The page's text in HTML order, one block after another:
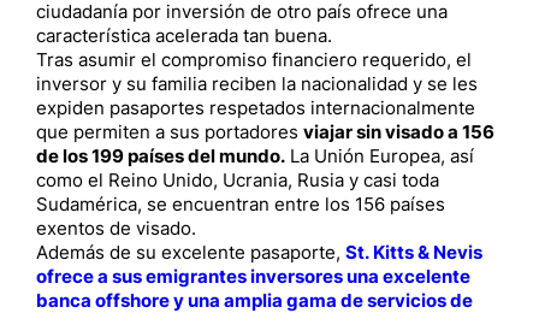
ciudadanía por inversión de otro país ofrece una
característica acelerada tan buena.
Tras asumir el compromiso financiero requerido, el
inversor y su familia reciben la nacionalidad y se les
expiden pasaportes respetados internacionalmente
que permiten a sus portadores viajar sin visado a 156
de los 199 países del mundo. La Unión Europea, así
como el Reino Unido, Ucrania, Rusia y casi toda
Sudamérica, se encuentran entre los 156 países
exentos de visado.
Además de su excelente pasaporte, St. Kitts & Nevis
ofrece a sus emigrantes inversores una excelente
banca offshore y una amplia gama de servicios de